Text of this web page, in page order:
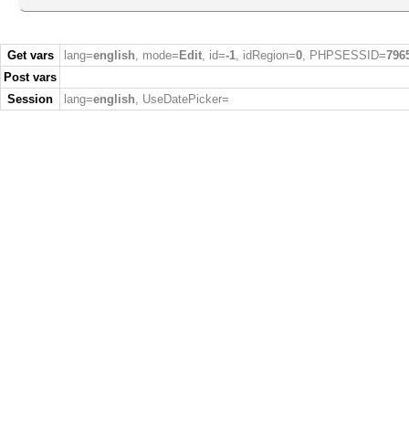
Get vars lang=english, mode= Edit, id=-1, idRegion=0, PHPSESSID=
Post vars
Session
lang=english, UseDatePicker=